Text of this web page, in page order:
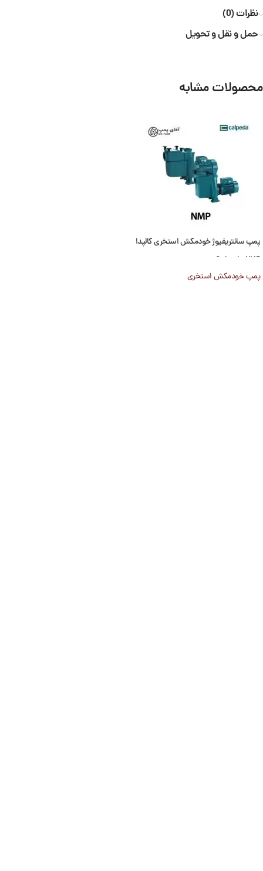
نظرات (0)
حمل و نقل و تحویل
محصولات مشابه
پمپ سانتریفیوژ خودمکش استخری کالپدا
Calpeda NMP
پمپ خودمکش استخری